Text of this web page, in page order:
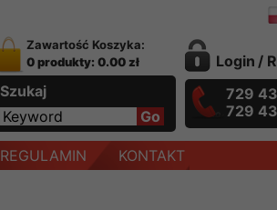
Zawartość Koszyka:
0 produkty: 0.00 zł
Szukaj
Login /
729
729
REGULAMIN KONTAKT